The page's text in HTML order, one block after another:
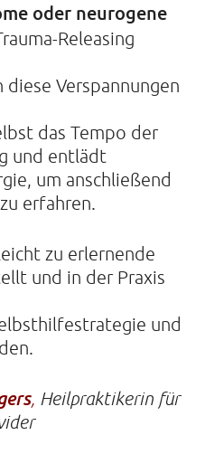
oder neurogene
Releasing
diese Verspannungen
das Tempo der
und entlädt
um anschließend
erfahren.
zu erlernende
und in der Praxis
und
, Heilpraktikerin für